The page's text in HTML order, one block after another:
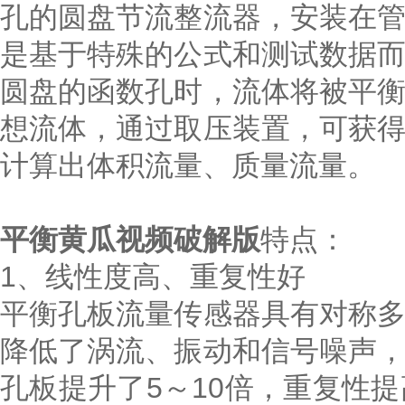
孔的圆盘节流整流器，安装在
是基于特殊的公式和测试数据
圆盘的函数孔时，流体将被平
想流体，通过取压装置，可获
计算出体积流量、质量流量。
平衡黄瓜视频破解版特点：
1、线性度高、重复性好
平衡孔板流量传感器具有对称
降低了涡流、振动和信号噪声
孔板提升了5～10倍，重复性